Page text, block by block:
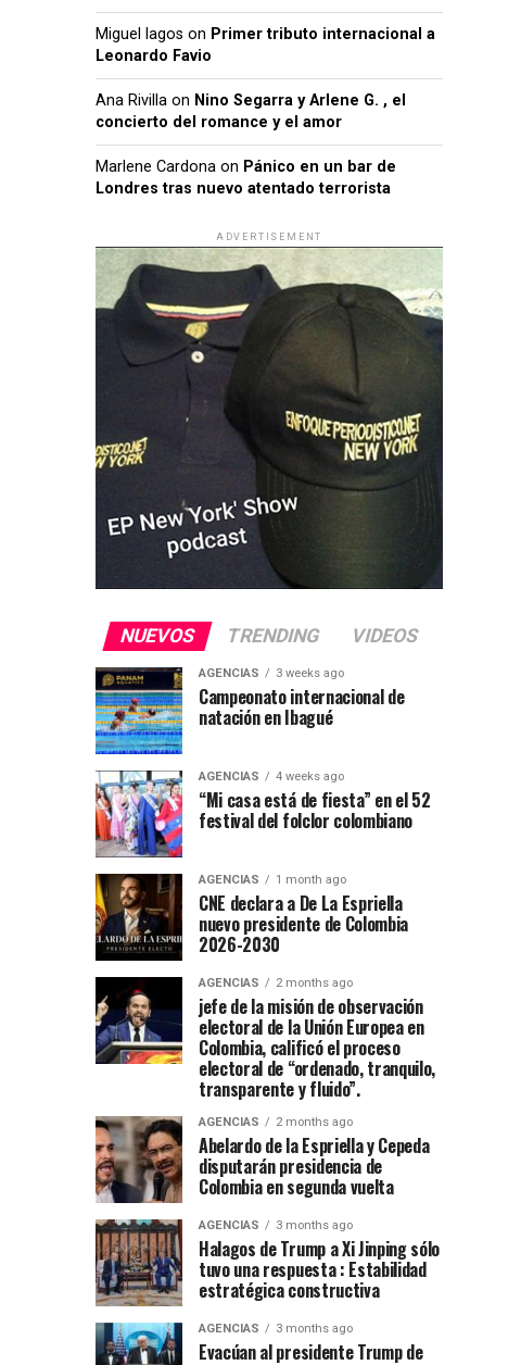
Miguel lagos on Primer tributo internacional a
Leonardo Favio
Ana Rivilla on Nino Segarra y Arlene G. , el
concierto del romance y el amor
Marlene Cardona on Pánico en un bar de
Londres tras nuevo atentado terrorista
ADVERTISEMENT
NUEVOS TRENDING VIDEOS
AGENCIAS 3 weeks ago
Campeonato internacional de
natación en Ibagué
AGENCIAS 4 weeks ago
“Mi casa está de fiesta” en el 52
festival del folclor colombiano
AGENCIAS 1 month ago
CNE declara a De La Espriella
nuevo presidente de Colombia
2026-2030
AGENCIAS 2 months ago
jefe de la misión de observación
electoral de la Unión Europea en
Colombia, calificó el proceso
electoral de “ordenado, tranquilo,
transparente y fluido”.
AGENCIAS 2 months ago
Abelardo de la Espriella y Cepeda
disputarán presidencia de
Colombia en segunda vuelta
AGENCIAS 3 months ago
Halagos de Trump a Xi Jinping sólo
tuvo una respuesta : Estabilidad
estratégica constructiva
AGENCIAS 3 months ago
Evacúan al presidente Trump de